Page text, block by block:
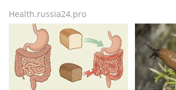
Health.russia24.pro